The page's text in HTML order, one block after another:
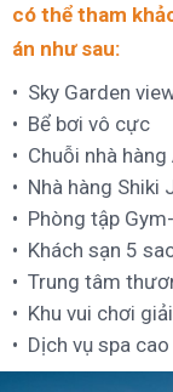
có thể tham
án như sau:
Sky Garden
Bể bơi vô cực
Chuỗi nhà
Nhà hàng Shiki
Phòng tập
Khách sạn 5
Trung tâm
Khu vui chơi
Dịch vụ spa